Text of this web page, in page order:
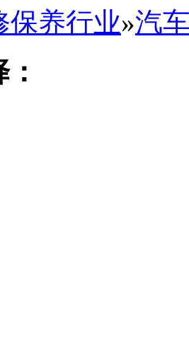
保养行业»汽